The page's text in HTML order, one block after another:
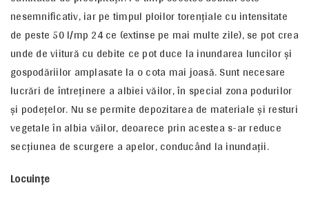
nesemnificativ, iar pe timpul ploilor torenţiale cu intensitate
de peste 50 l/mp 24 ce (extinse pe mai multe zile), se pot crea
unde de viitură cu debite ce pot duce la inundarea luncilor şi
gospodăriilor amplasate la o cota mai joasă. Sunt necesare
lucrări de întreţinere a albiei văilor, în special zona podurilor
şi podeţelor. Nu se permite depozitarea de materiale şi resturi
vegetale în albia văilor, deoarece prin acestea s-ar reduce
secţiunea de scurgere a apelor, conducând la inundaţii.
Locuinţe